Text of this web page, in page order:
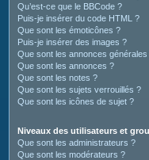
Qu’est-ce que le BBCode ?
Puis-je insérer du code HTML ?
Que sont les émoticônes ?
Puis-je insérer des images ?
Que sont les annonces générales
Que sont les annonces ?
Que sont les notes ?
Que sont les sujets verrouillés ?
Que sont les icônes de sujet ?
Niveaux des utilisateurs et
Que sont les administrateurs ?
Que sont les modérateurs ?